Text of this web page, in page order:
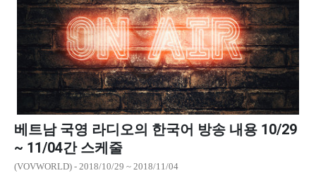
베트남 국영 라디오의 한국어 방송 내용 10/29
~ 11/04간 스케줄
(VOVWORLD) - 2018/10/29 ~ 2018/11/04